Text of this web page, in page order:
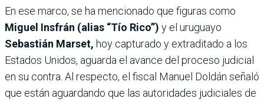
En ese marco, se ha mencionado que figuras como
Miguel Insfrán (alias “Tío Rico”) y el uruguayo
Sebastián Marset, hoy capturado y extraditado a los
Estados Unidos, aguarda el avance del proceso judicial
en su contra. Al respecto, el fiscal Manuel Doldán señaló
que están aguardando que las autoridades judiciales de